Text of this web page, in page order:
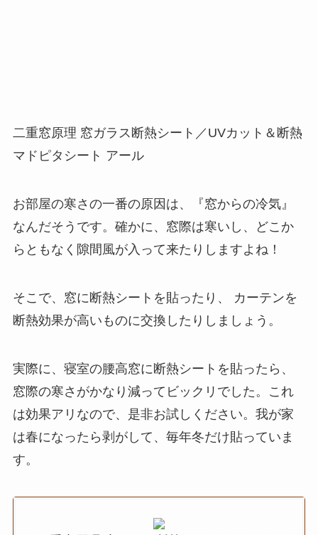
二重窓原理 窓ガラス断熱シート／UVカット＆断熱
マドピタシート アール
お部屋の寒さの一番の原因は、『窓からの冷気』
なんだそうです。確かに、窓際は寒いし、どこか
らともなく隙間風が入って来たりしますよね！
そこで、窓に断熱シートを貼ったり、 カーテンを
断熱効果が高いものに交換したりしましょう。
実際に、寝室の腰高窓に断熱シートを貼ったら、
窓際の寒さがかなり減ってビックリでした。これ
は効果アリなので、是非お試しください。我が家
は春になったら剥がして、毎年冬だけ貼っていま
す。